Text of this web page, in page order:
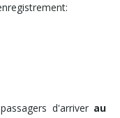
d'arriver au